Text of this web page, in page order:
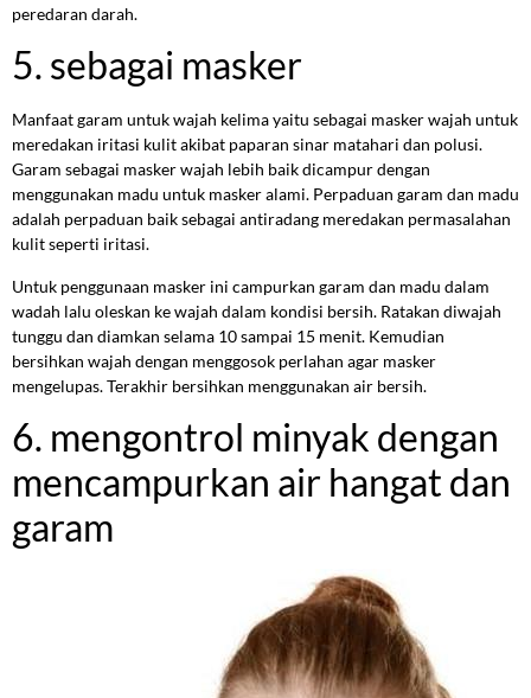
peredaran darah.
5. sebagai masker
Manfaat garam untuk wajah kelima yaitu sebagai masker wajah untuk
meredakan iritasi kulit akibat paparan sinar matahari dan polusi.
Garam sebagai masker wajah lebih baik dicampur dengan
menggunakan madu untuk masker alami. Perpaduan garam dan madu
adalah perpaduan baik sebagai antiradang meredakan permasalahan
kulit seperti iritasi.
Untuk penggunaan masker ini campurkan garam dan madu dalam
wadah lalu oleskan ke wajah dalam kondisi bersih. Ratakan diwajah
tunggu dan diamkan selama 10 sampai 15 menit. Kemudian
bersihkan wajah dengan menggosok perlahan agar masker
mengelupas. Terakhir bersihkan menggunakan air bersih.
6. mengontrol minyak dengan
mencampurkan air hangat dan
garam